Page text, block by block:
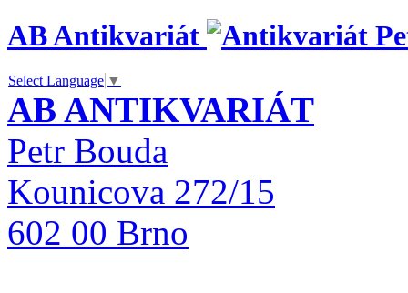
AB Antikvariát
Select Language ▼
AB ANTIKVARIÁT
Petr Bouda
Kounicova 272/15
602 00 Brno